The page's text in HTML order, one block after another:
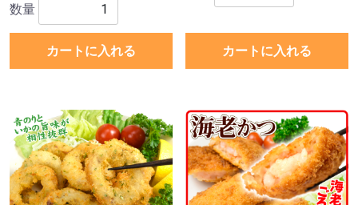
数量
カートに入れる カートに入れる